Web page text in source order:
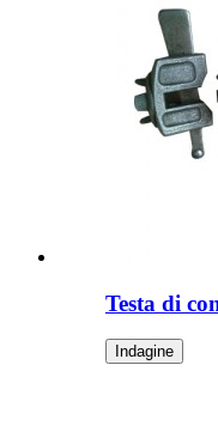
Testa di
Indagine